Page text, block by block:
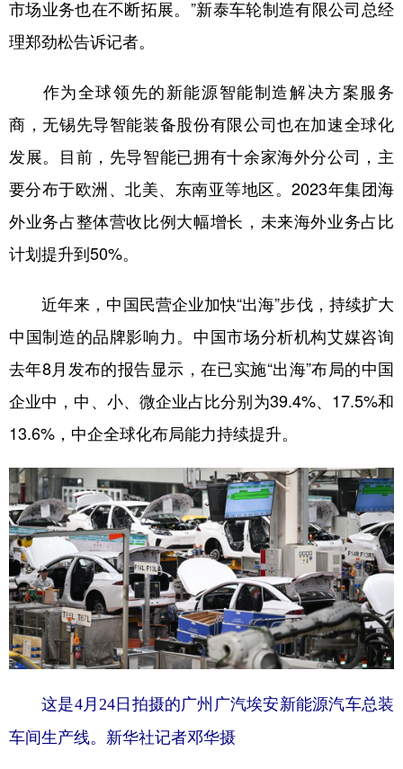
市场业务也在不断拓展。”新泰车轮制造有限公司总经
理郑劲松告诉记者。
作为全球领先的新能源智能制造解决方案服务
商，无锡先导智能装备股份有限公司也在加速全球化
发展。目前，先导智能已拥有十余家海外分公司，主
要分布于欧洲、北美、东南亚等地区。2023年集团海
外业务占整体营收比例大幅增长，未来海外业务占比
计划提升到50%。
近年来，中国民营企业加快“出海”步伐，持续扩大
中国制造的品牌影响力。中国市场分析机构艾媒咨询
去年8月发布的报告显示，在已实施“出海”布局的中国
企业中，中、小、微企业占比分别为39.4%、17.5%和
13.6%，中企全球化布局能力持续提升。
这是4月24日拍摄的广州广汽埃安新能源汽车总装
车间生产线。新华社记者邓华摄